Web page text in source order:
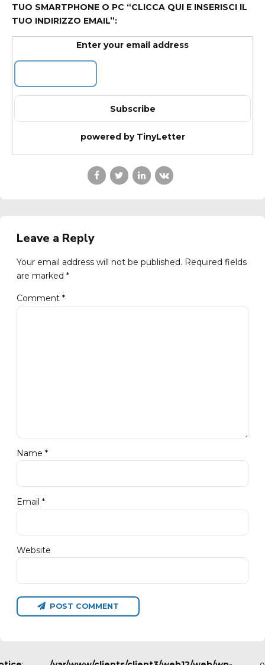
TUO SMARTPHONE O PC “CLICCA QUI E INSERISCI IL
TUO INDIRIZZO EMAIL”:
Enter your email address
powered by TinyLetter
Leave a Reply
Your email address will not be published. Required fields
are marked *
Comment *
Name *
Email *
Website
POST COMMENT